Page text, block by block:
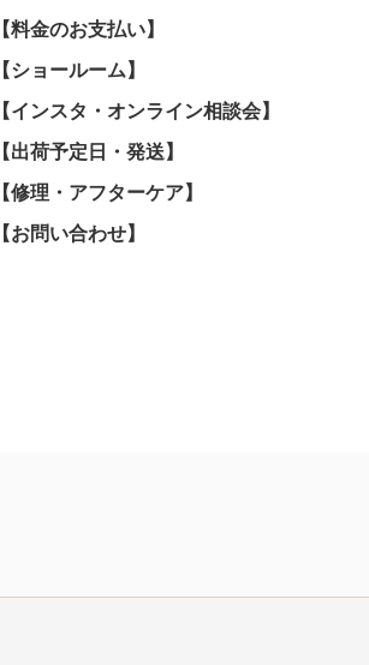
【料金のお支払い】
【ショールーム】
【インスタ・オンライン相談会】
【出荷予定日・発送】
【修理・アフターケア】
【お問い合わせ】